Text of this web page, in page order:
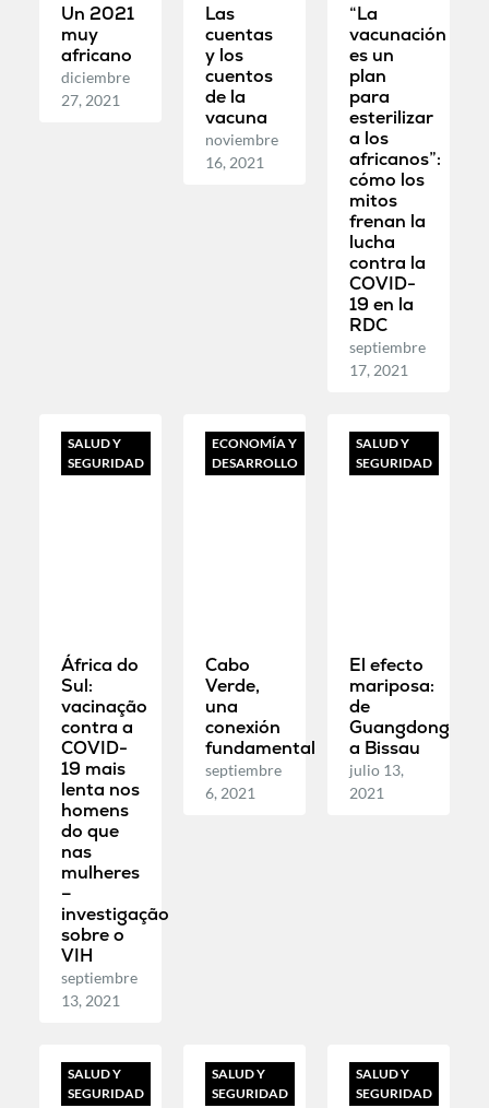
Un 2021
muy
africano
diciembre
27, 2021
Las
cuentas
y los
cuentos
de la
vacuna
noviembre
16, 2021
“La
vacunación
es un
plan
para
esterilizar
a los
africanos”:
cómo los
mitos
frenan la
lucha
contra la
COVID-
19 en la
RDC
septiembre
17, 2021
SALUD Y
SEGURIDAD
África do
Sul:
vacinação
contra a
COVID-
19 mais
lenta nos
homens
do que
nas
mulheres
–
investigação
sobre o
VIH
septiembre
13, 2021
ECONOMÍA Y
DESARROLLO
Cabo
Verde,
una
conexión
fundamental
septiembre
6, 2021
SALUD Y
SEGURIDAD
El efecto
mariposa:
de
Guangdong
a Bissau
julio 13,
2021
SALUD Y
SEGURIDAD
SALUD Y
SEGURIDAD
SALUD Y
SEGURIDAD